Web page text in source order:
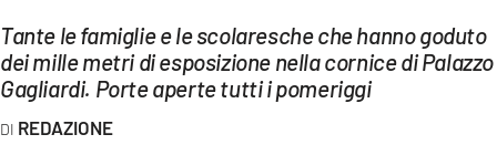
LAC NETWORK
LAC ONAIR
Tante le famiglie e le scolaresche che hanno goduto
dei mille metri di esposizione nella cornice di Palazzo
Gagliardi. Porte aperte tutti i pomeriggi
REDAZIONE